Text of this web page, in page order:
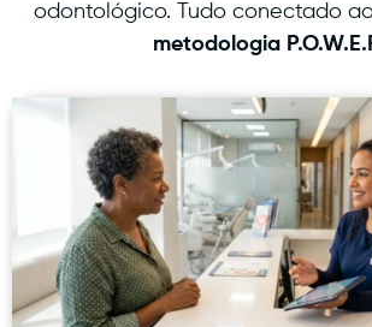
odontológico. Tudo conectado
metodologia